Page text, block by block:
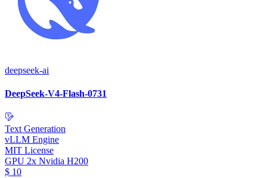
deepseek-ai
DeepSeek-V4-Flash-0731
Text Generation
vLLM Engine
MIT License
GPU 2x Nvidia H200
$ 10